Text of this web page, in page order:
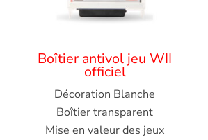
Boîtier antivol jeu WII
officiel
Décoration Blanche
Boîtier transparent
Mise en valeur des jeux